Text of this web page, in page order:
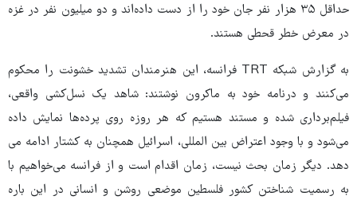
حداقل ۳۵ هزار نفر جان خود را از دست داده‌اند و دو میلیون نفر در غزه
در معرض خطر قحطی هستند.
به گزارش شبکه TRT فرانسه، این هنرمندان تشدید خشونت را محکوم
می‌کنند و درنامه خود به ماکرون نوشتند: شاهد یک نسل‌کشی واقعی،
فیلم‌برداری شده و مستند هستیم که هر روزه روی پرده‌ها نمایش داده
می‌شود و با وجود اعتراض بین المللی، اسرائیل همچنان به کشتار ادامه می
دهد. دیگر زمان بحث نیست، زمان اقدام است و از فرانسه می‌خواهیم با
به رسمیت شناختن کشور فلسطین موضعی روشن و انسانی در این باره